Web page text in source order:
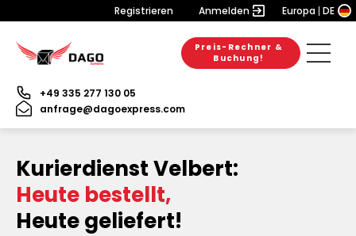
Registrieren Anmelden Europa DE
Preis-Rechner &
Buchung!
+49 335 277 130 05
anfrage@dagoexpress.com
Kurierdienst Velbert:
Heute bestellt,
Heute geliefert!